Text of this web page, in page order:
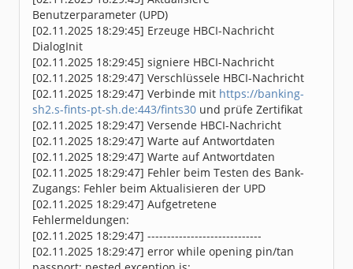
Benutzerparameter (UPD)
[02.11.2025 18:29:45] Erzeuge HBCI-Nachricht
DialogInit
[02.11.2025 18:29:45] signiere HBCI-Nachricht
[02.11.2025 18:29:47] Verschlüssele HBCI-Nachricht
[02.11.2025 18:29:47] Verbinde mit https://banking-
sh2.s-fints-pt-sh.de:443/fints30 und prüfe Zertifikat
[02.11.2025 18:29:47] Versende HBCI-Nachricht
[02.11.2025 18:29:47] Warte auf Antwortdaten
[02.11.2025 18:29:47] Warte auf Antwortdaten
[02.11.2025 18:29:47] Fehler beim Testen des Bank-
Zugangs: Fehler beim Aktualisieren der UPD
[02.11.2025 18:29:47] Aufgetretene
Fehlermeldungen:
[02.11.2025 18:29:47] -----------------------------
[02.11.2025 18:29:47] error while opening pin/tan